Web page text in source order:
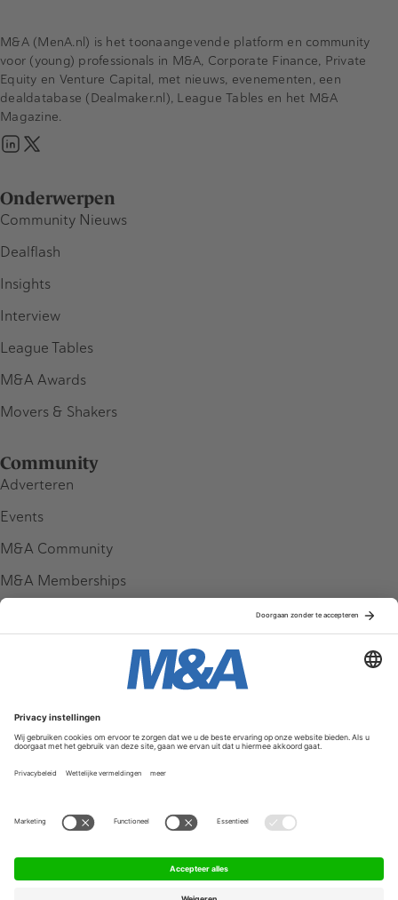
Onderwerpen
Community Nieuws
Dealflash
Insights
Interview
League Tables
M&A Awards
Movers & Shakers
Community
Adverteren
Events
M&A Community
M&A Memberships
Service & Contact
Contact
FAQ
Werken bij ons
Algemene Voorwaarden
M&A (MenA.nl) is het toonaangevende platform en community
voor (young) professionals in M&A, Corporate Finance, Private
Equity en Venture Capital, met nieuws, evenementen, een
dealdatabase (Dealmaker.nl), League Tables en het M&A
Magazine.